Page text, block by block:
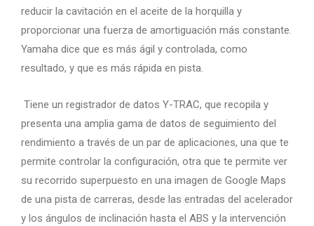
reducir la cavitación en el aceite de la horquilla y
proporcionar una fuerza de amortiguación más constante.
Yamaha dice que es más ágil y controlada, como
resultado, y que es más rápida en pista.
Tiene un registrador de datos Y-TRAC, que recopila y
presenta una amplia gama de datos de seguimiento del
rendimiento a través de un par de aplicaciones, una que te
permite controlar la configuración, otra que te permite ver
su recorrido superpuesto en una imagen de Google Maps
de una pista de carreras, desde las entradas del acelerador
y los ángulos de inclinación hasta el ABS y la intervención